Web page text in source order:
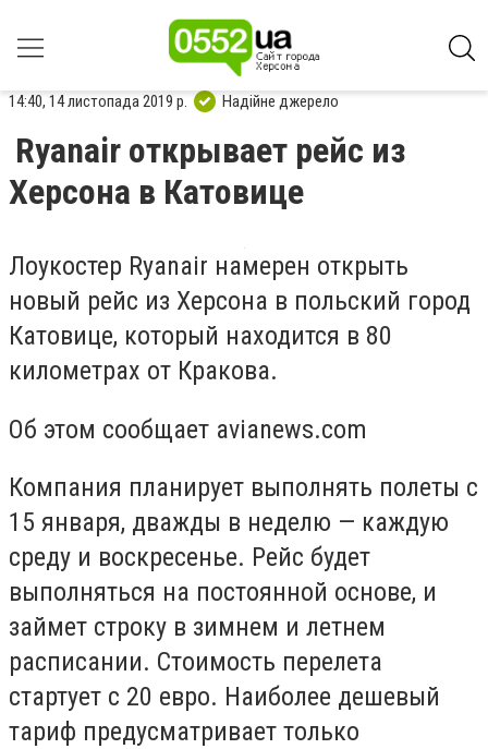
14:40, 14 листопада 2019 р. Надійне джерело
Ryanair открывает рейс из
Херсона в Катовице
Лоукостер Ryanair намерен открыть
новый рейс из Херсона в польский город
Катовице, который находится в 80
километрах от Кракова.
Об этом сообщает avianews.com
Компания планирует выполнять полеты с
15 января, дважды в неделю — каждую
среду и воскресенье. Рейс будет
выполняться на постоянной основе, и
займет строку в зимнем и летнем
расписании. Стоимость перелета
стартует с 20 евро. Наиболее дешевый
тариф предусматривает только